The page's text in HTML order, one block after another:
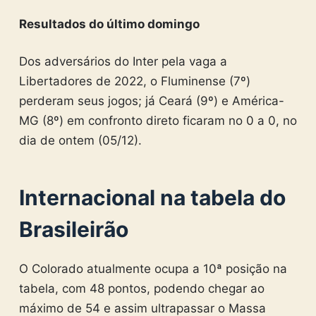
Resultados do último domingo
Dos adversários do Inter pela vaga a
Libertadores de 2022, o Fluminense (7º)
perderam seus jogos; já Ceará (9º) e América-
MG (8º) em confronto direto ficaram no 0 a 0, no
dia de ontem (05/12).
Internacional na tabela do
Brasileirão
O Colorado atualmente ocupa a 10ª posição na
tabela, com 48 pontos, podendo chegar ao
máximo de 54 e assim ultrapassar o Massa